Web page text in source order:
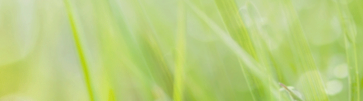
Theme:
von ThemeGrill. Präsentiert von WordPress.